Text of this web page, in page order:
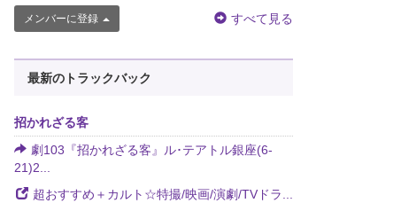
メンバーに登録 すべて見る
最新のトラックバック
招かれざる客
劇103『招かれざる客』ル･テアトル銀座(6-
21)2...
超おすすめ＋カルト☆特撮/映画/演劇/TVドラ...